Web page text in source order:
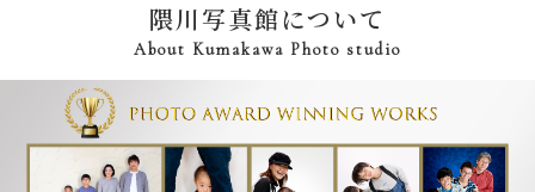
隈川写真館について
About Kumakawa Photo studio